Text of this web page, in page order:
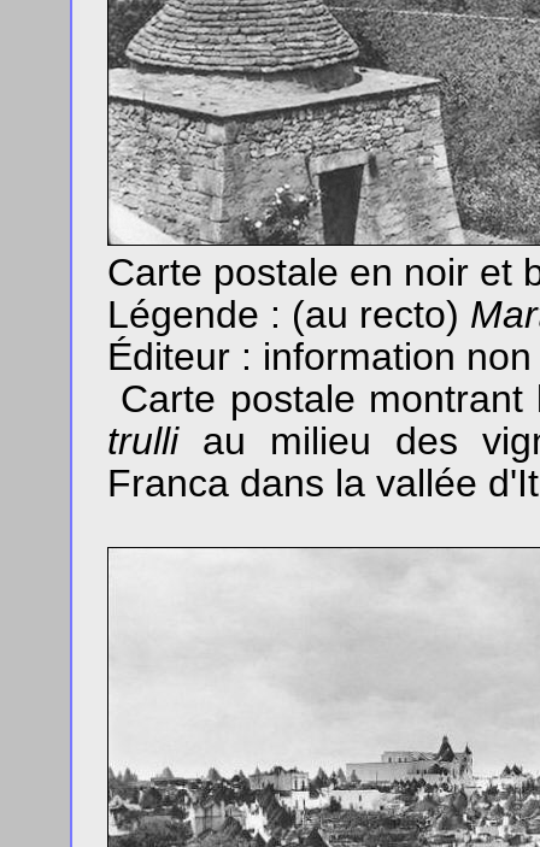
Carte postale en noir et
Légende : (au recto)
Éditeur : information
Carte postale
trulliau milieu des
Franca dans la vallée